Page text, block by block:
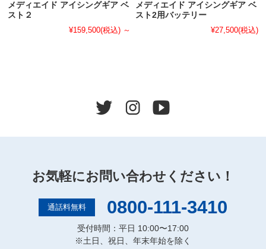
メディエイド アイシングギア ベ
スト２
¥159,500(税込) ～
メディエイド アイシングギア ベ
スト2用バッテリー
¥27,500(税込)
お気軽にお問い合わせください！
通話料無料 0800-111-3410
受付時間：平日 10:00〜17:00
※土日、祝日、年末年始を除く